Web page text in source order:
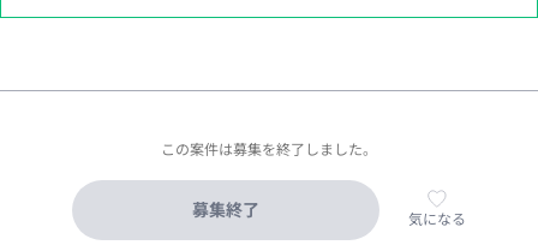
この案件は募集を終了しました。
募集終了 気になる